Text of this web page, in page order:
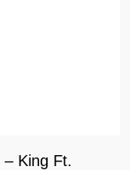
– King Ft.